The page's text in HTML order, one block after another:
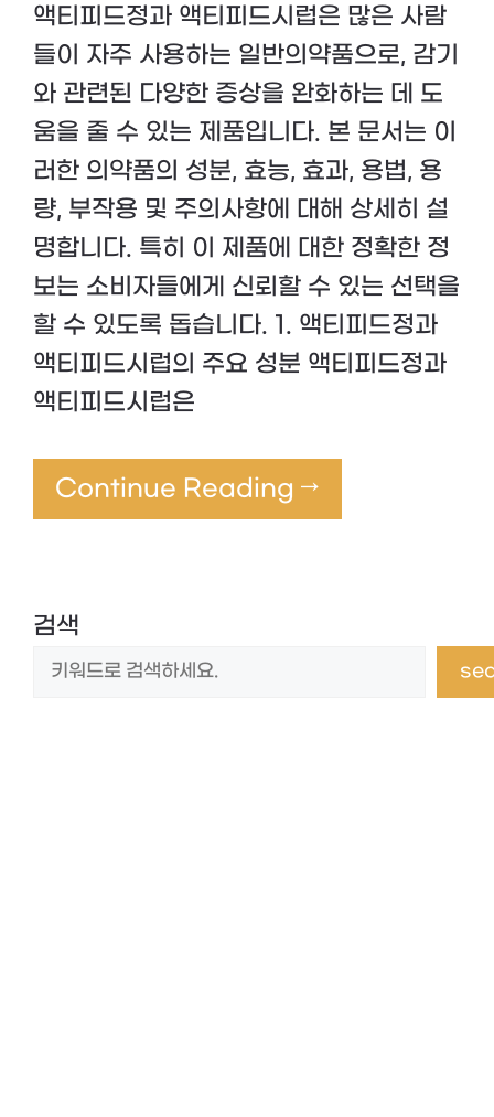
액티피드정과 액티피드시럽은 많은 사람
들이 자주 사용하는 일반의약품으로, 감기
와 관련된 다양한 증상을 완화하는 데 도
움을 줄 수 있는 제품입니다. 본 문서는 이
러한 의약품의 성분, 효능, 효과, 용법, 용
량, 부작용 및 주의사항에 대해 상세히 설
명합니다. 특히 이 제품에 대한 정확한 정
보는 소비자들에게 신뢰할 수 있는 선택을
할 수 있도록 돕습니다. 1. 액티피드정과
액티피드시럽의 주요 성분 액티피드정과
액티피드시럽은
Continue Reading →
검색